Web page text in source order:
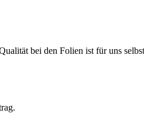
bei den Folien ist für uns